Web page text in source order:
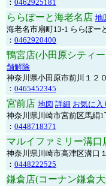
： 0462925181
ららぽーと海老名店 地
海老名市扇町13-1 ららぽー
： 0462920400
鴨宮店(小田原シティ
舗解除
神奈川県小田原市前川１２０
： 0465452345
宮前店 地図 詳細 お気に入
神奈川県川崎市宮前区馬絹
： 0448718371
マルイファミリー溝口
神奈川県川崎市高津区溝口
： 0448222525
鎌倉店(コーナン鎌倉